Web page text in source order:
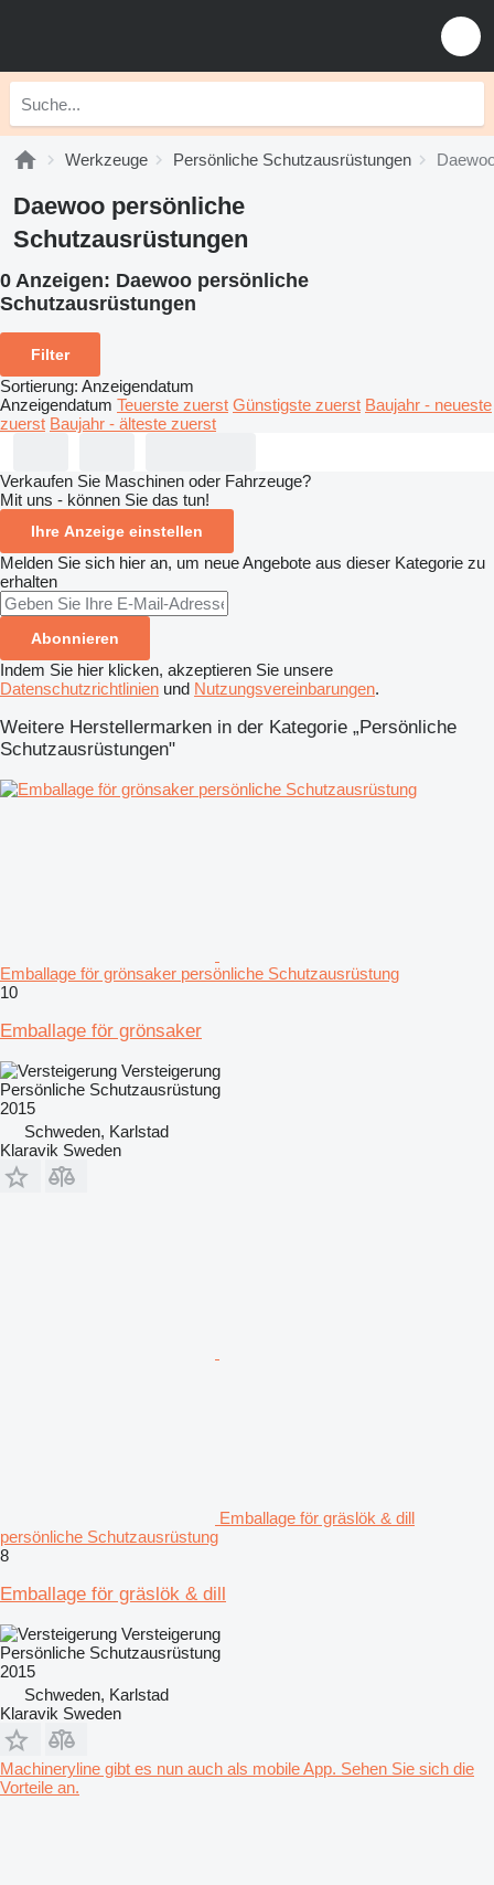
Werkzeuge Persönliche Schutzausrüstungen
Daewoo persönliche
Schutzausrüstungen
0 Anzeigen: Daewoo persönliche
Schutzausrüstungen
Filter
Sortierung: Anzeigendatum
Anzeigendatum Teuerste zuerst Günstigste zuerst Baujahr - neueste
zuerst Baujahr - älteste zuerst
Verkaufen Sie Maschinen oder Fahrzeuge?
Mit uns - können Sie das tun!
Ihre Anzeige einstellen
Melden Sie sich hier an, um neue Angebote aus dieser Kategorie zu
erhalten
Abonnieren
Indem Sie hier klicken, akzeptieren Sie unsere
Datenschutzrichtlinien und Nutzungsvereinbarungen.
Weitere Herstellermarken in der Kategorie „Persönliche
Schutzausrüstungen"
Emballage för grönsaker persönliche Schutzausrüstung
10
Emballage för grönsaker
Versteigerung
Persönliche Schutzausrüstung
2015
Schweden, Karlstad
Klaravik Sweden
Emballage för gräslök & dill
persönliche Schutzausrüstung
8
Emballage för gräslök & dill
Versteigerung
Persönliche Schutzausrüstung
2015
Schweden, Karlstad
Klaravik Sweden
Machineryline gibt es nun auch als mobile App. Sehen Sie sich die
Vorteile an.